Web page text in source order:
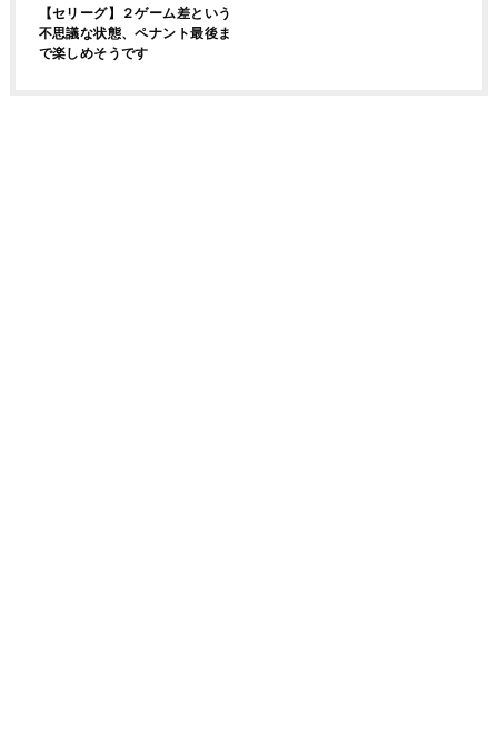
【セリーグ】２ゲーム差という
不思議な状態、ペナント最後ま
で楽しめそうです